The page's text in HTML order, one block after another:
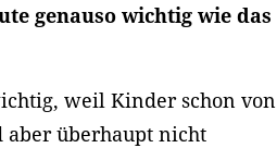
genauso wichtig wie das
weil Kinder schon von
überhaupt nicht